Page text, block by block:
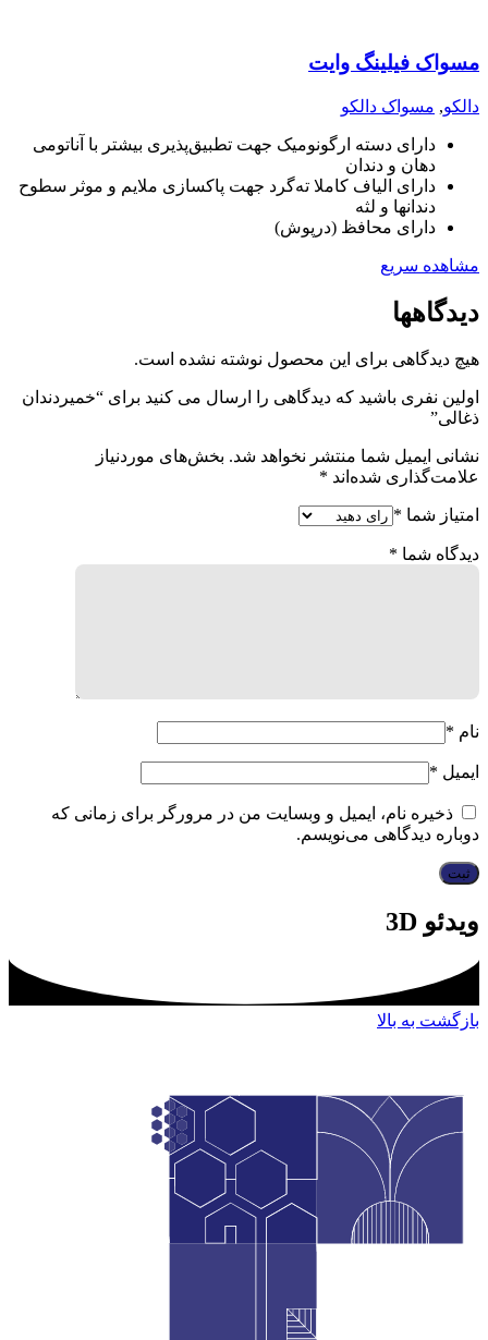
مسواک فیلینگ وایت
دالکو, مسواک دالکو
دارای دسته ارگونومیک جهت تطبیق‌پذیری بیشتر با آناتومی
دهان و دندان
دارای الیاف کاملا ته‌گرد جهت پاکسازی ملایم و موثر سطوح
دندانها و لثه
دارای محافظ (درپوش)
مشاهده سریع
دیدگاهها
هیچ دیدگاهی برای این محصول نوشته نشده است.
اولین نفری باشید که دیدگاهی را ارسال می کنید برای “خمیردندان
ذغالی”
نشانی ایمیل شما منتشر نخواهد شد. بخش‌های موردنیاز
علامت‌گذاری شده‌اند *
امتیاز شما *
دیدگاه شما *
نام *
ایمیل *
ذخیره نام، ایمیل و وبسایت من در مرورگر برای زمانی که
دوباره دیدگاهی می‌نویسم.
ویدئو 3D
بازگشت به بالا